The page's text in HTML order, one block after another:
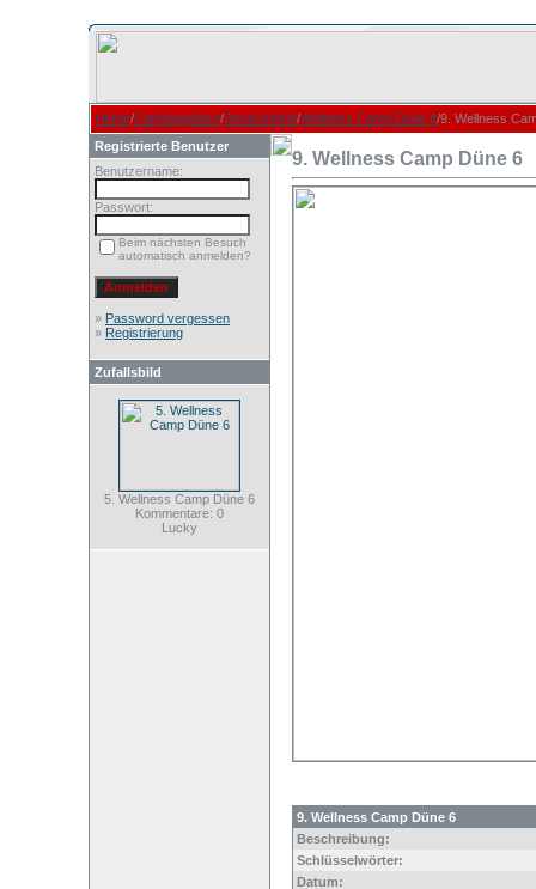
Home/Campingplätze/Deutschland/Wellness Camp Düne 6/9. Wellness
Registrierte Benutzer
Benutzername:
Passwort:
Beim nächsten Besuch
automatisch anmelden?
» Password vergessen
» Registrierung
Zufallsbild
5. Wellness Camp Düne 6
Kommentare: 0
Lucky
9. Wellness Camp Düne 6
9. Wellness Camp Düne 6
Beschreibung:
Schlüsselwörter:
Datum: